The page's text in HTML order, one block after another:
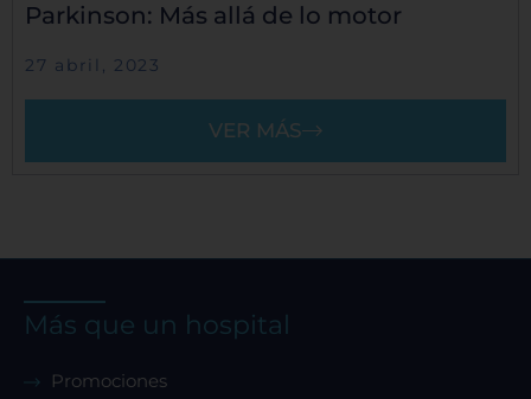
Parkinson: Más allá de lo motor
27 abril, 2023
VER MÁS
Más que un hospital
Promociones